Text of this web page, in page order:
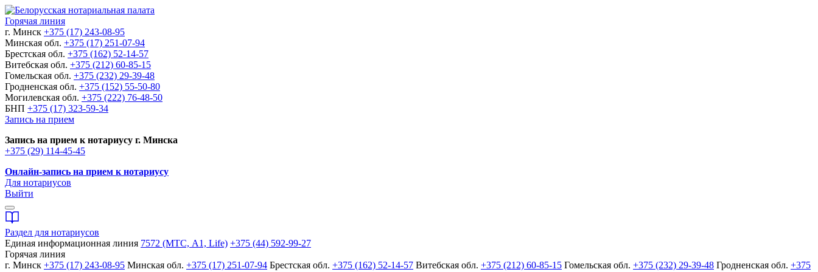
Горячая линия
г. Минск +375 (17) 243-08-95
Минская обл. +375 (17) 251-07-94
Брестская обл. +375 (162) 52-14-57
Витебская обл. +375 (212) 60-85-15
Гомельская обл. +375 (232) 29-39-48
Гродненская обл. +375 (152) 55-50-80
Могилевская обл. +375 (222) 76-48-50
БНП +375 (17) 323-59-34
Запись на прием
Запись на прием к нотариусу г. Минска
+375 (29) 114-45-45
Онлайн-запись на прием к нотариусу
Для нотариусов
Выйти
Раздел для нотариусов
Единая информационная линия 7572 (МТС, A1, Life) +375 (44) 592-99-27
Горячая линия
г. Минск +375 (17) 243-08-95 Минская обл. +375 (17) 251-07-94 Брестская обл. +375 (162) 52-14-57 Витебская обл. +375 (212) 60-85-15 Гомельская обл. +375 (232) 29-39-48 Гродненская обл. +375